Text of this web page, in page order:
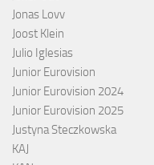
Jonas Lovv
Joost Klein
Julio Iglesias
Junior Eurovision
Junior Eurovision 2024
Junior Eurovision 2025
Justyna Steczkowska
KAJ